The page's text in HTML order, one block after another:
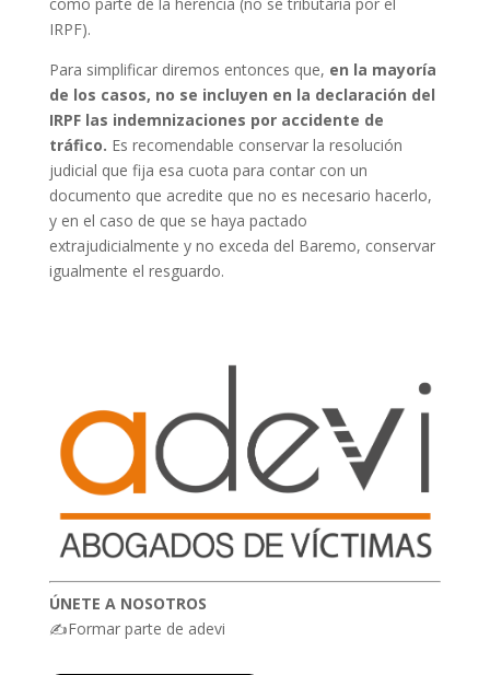
IRPF).
Para simplificar diremos entonces que, en la mayoría
de los casos, no se incluyen en la declaración del
IRPF las indemnizaciones por accidente de
tráfico. Es recomendable conservar la resolución
judicial que fija esa cuota para contar con un
documento que acredite que no es necesario hacerlo,
y en el caso de que se haya pactado
extrajudicialmente y no exceda del Baremo, conservar
igualmente el resguardo.
ÚNETE A NOSOTROS
✍Formar parte de adevi